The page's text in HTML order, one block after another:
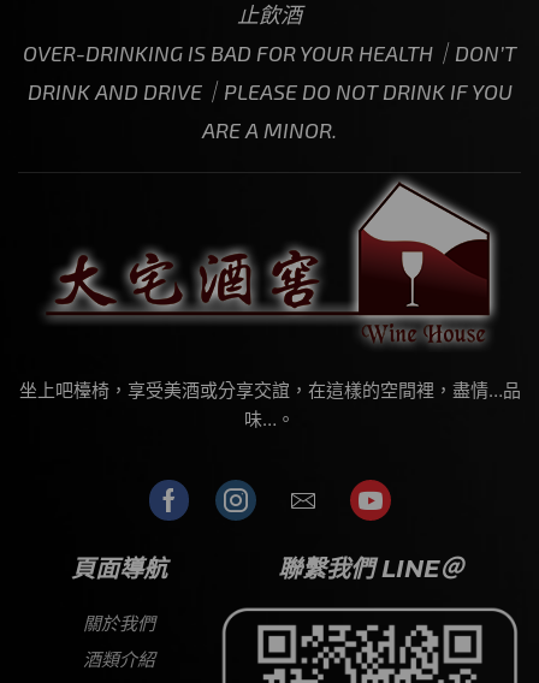
止飲酒
OVER-DRINKING IS BAD FOR YOUR HEALTH｜DON’T
DRINK AND DRIVE｜PLEASE DO NOT DRINK IF YOU
ARE A MINOR.
坐上吧檯椅，享受美酒或分享交誼，在這樣的空間裡，盡情…品
味…。
頁面導航
關於我們
酒類介紹
聯繫我們 LINE＠